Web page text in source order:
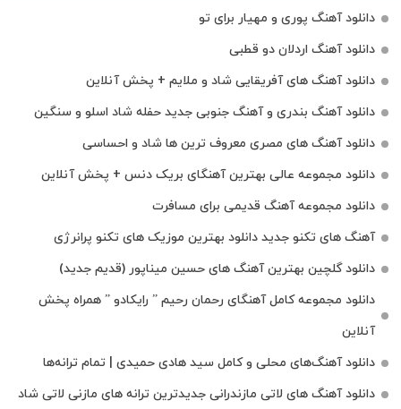
دانلود آهنگ پوری و مهیار برای تو
دانلود آهنگ اردلان دو قطبی
دانلود آهنگ های آفریقایی شاد و ملایم + پخش آنلاین
دانلود آهنگ بندری و آهنگ جنوبی جدید حفله شاد اسلو و سنگین
دانلود آهنگ های مصری معروف ترین ها شاد و احساسی
دانلود مجموعه عالی بهترین آهنگای بریک دنس + پخش آنلاین
دانلود مجموعه آهنگ قدیمی برای مسافرت
آهنگ های تکنو جدید دانلود بهترین موزیک های تکنو پرانرژی
دانلود گلچین بهترین آهنگ های حسین میناپور (قدیم جدید)
دانلود مجموعه کامل آهنگای رحمان رحیم ” رایکادو ” همراه پخش
آنلاین
دانلود آهنگ‌های محلی و کامل سید هادی حمیدی | تمام ترانه‌ها
دانلود آهنگ‌ های لاتی مازندرانی جدیدترین ترانه های مازنی لاتی شاد